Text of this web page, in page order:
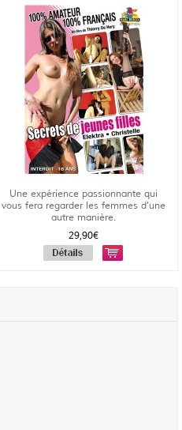
Une expérience passionnante qui
vous fera regarder les femmes d'une
autre manière.
29,90€